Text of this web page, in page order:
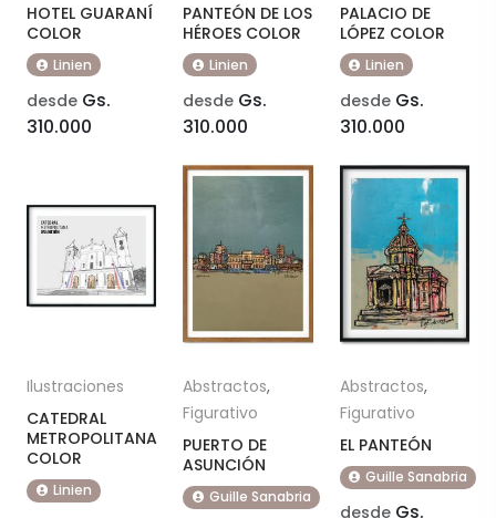
HOTEL GUARANÍ
COLOR
Linien
desde Gs.
310.000
PANTEÓN DE LOS
HÉROES COLOR
Linien
desde Gs.
310.000
PALACIO DE
LÓPEZ COLOR
Linien
desdeGs.
310.000
Ilustraciones
CATEDRAL
METROPOLITANA
COLOR
Linien
Abstractos,
Figurativo
PUERTO DE
ASUNCIÓN
Guille Sanabria
Abstractos,
Figurativo
EL PANTEÓN
Guille Sanabria
desdeGs.